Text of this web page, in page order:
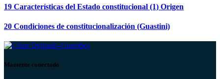
19 Características del Estado constitucional (1) Origen
20 Condiciones de constitucionalización (Guastini)
Mantente conectado